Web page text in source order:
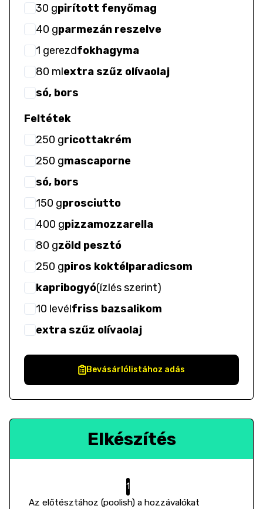
30 gpirított fenyőmag
40 gparmezán reszelve
1 gerezdfokhagyma
80 mlextra szűz olívaolaj
só, bors
Feltétek
250 gricottakrém
250 gmascaporne
só, bors
150 gprosciutto
400 gpizzamozzarella
80 gzöld pesztó
250 gpiros koktélparadicsom
kapribogyó(ízlés szerint)
10 levélfriss bazsalikom
extra szűz olívaolaj
Bevásárlólistához adás
Elkészítés
Az előtésztához (poolish) a hozzávalókat